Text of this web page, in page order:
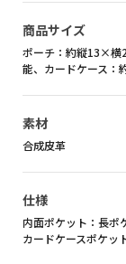
商品サイズ
ポーチ：約縦13×
能、カードケース
素材
合成皮革
仕様
内面ポケット：長ポ
カードケースポケッ